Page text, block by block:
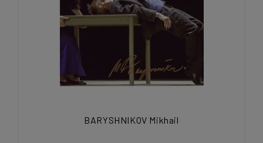
BARYSHNIKOV Mikhail